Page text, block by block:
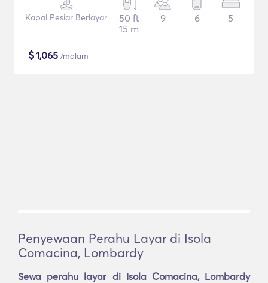
Kapal Pesiar Berlayar
50 ft
15 m
9 6 5
$1,065 /malam
Penyewaan Perahu Layar di Isola
Comacina, Lombardy
Sewa perahu layar di Isola Comacina, Lombardy